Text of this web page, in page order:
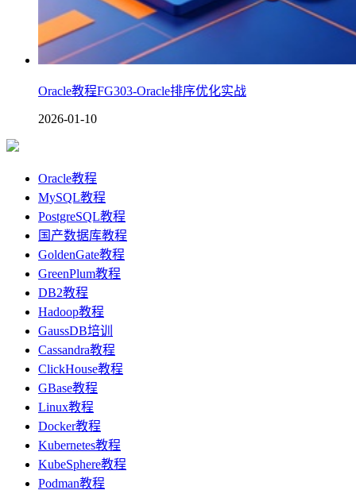
Oracle教程FG303-Oracle排序优化实战
2026-01-10
Oracle教程
MySQL教程
PostgreSQL教程
国产数据库教程
GoldenGate教程
GreenPlum教程
DB2教程
Hadoop教程
GaussDB培训
Cassandra教程
ClickHouse教程
GBase教程
Linux教程
Docker教程
Kubernetes教程
KubeSphere教程
Podman教程